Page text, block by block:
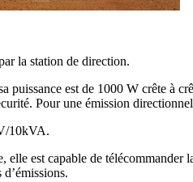
la station de direction.
puissance est de 1000 W crête à
Pour une émission
10kVA.
est capable de télécommander